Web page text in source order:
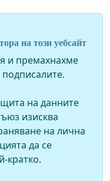
ползите за
реализиране на
пациентите от
до
от сивия
на този уебсайт
и премахнахме
на данните
изисква
на лична
да се
кратко.